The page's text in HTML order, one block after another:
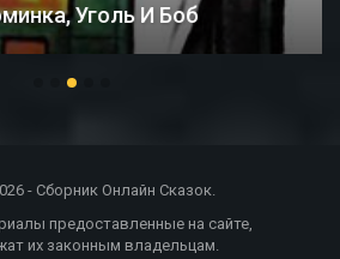
Уголь И Боб
- Сборник Онлайн Сказок.
предоставленные на сайте,
их законным владельцам.